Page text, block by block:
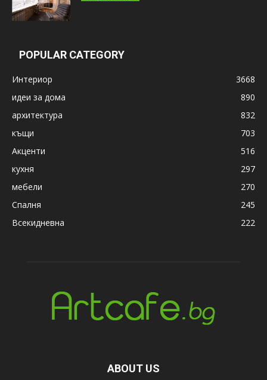
POPULAR CATEGORY
Интериор
3668
идеи за дома
890
архитектура
832
къщи
703
Акценти
516
кухня
297
мебели
270
Спалня
245
Всекидневна
222
ABOUT US